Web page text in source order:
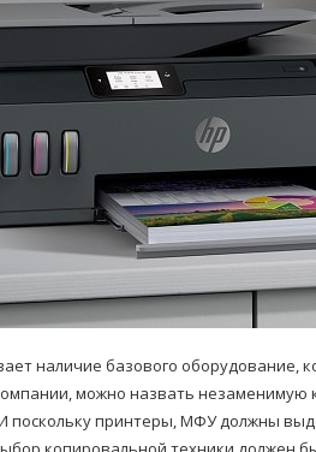
наличие базового оборудование,
можно назвать незаменимую
поскольку принтеры, МФУ должны
назвали симптоми
коронавірусу в дітей
14/Бер/2020